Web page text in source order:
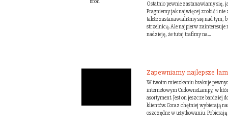
Ostatnio pewnie zastanawiamy się,
Pragniemy jak najwięcej zrobić i
także zastanawialiśmy się nad tym,
strzelnicą. Ale najpierw zainteresuje
nadzieję, że tutaj trafimy na...
Zapewniamy najlepsze
W twoim mieszkaniu brakuje
internetowym CudowneLampy, w
asortyment. Jest on jeszcze bardziej
klientów. Coraz chętniej wybierają
oszczędne w użytkowaniu. Pobierają